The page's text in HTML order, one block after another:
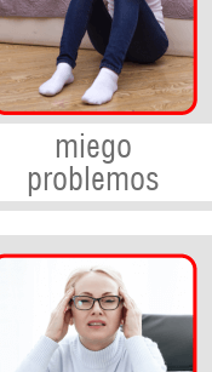
miego
problemos